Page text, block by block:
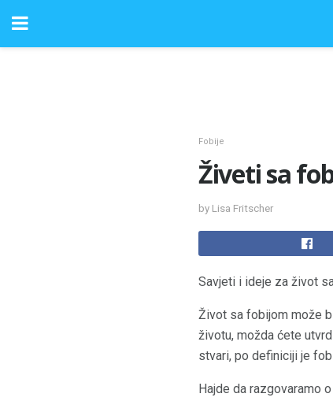
Fobije
Živeti sa
by Lisa Fritscher
Savjeti i ideje za život
Život sa fobijom može
životu, možda ćete
stvari, po definiciji je
Hajde da razgovaramo